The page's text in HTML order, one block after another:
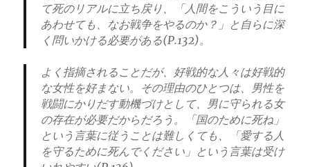
て死のリアルに立ち戻り、「人間をこういう目に
あわせても、なお戦争をやるのか？」と自らに深
く問いかける必要がある(P.132)。
よく指摘されることだが、好戦的な人々は好戦的
な女性を好まない。その理由のひとつは、男性を
戦闘にかりだす動機づけとして、男に守られる女
の存在が必要だからだろう。「国のために死ね」
という言葉に従うことは難しくても、「愛する人
を守るために死んでください」という言葉は受け